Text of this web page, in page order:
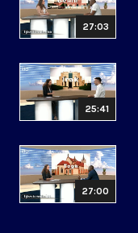
27:03
25:41
27:00